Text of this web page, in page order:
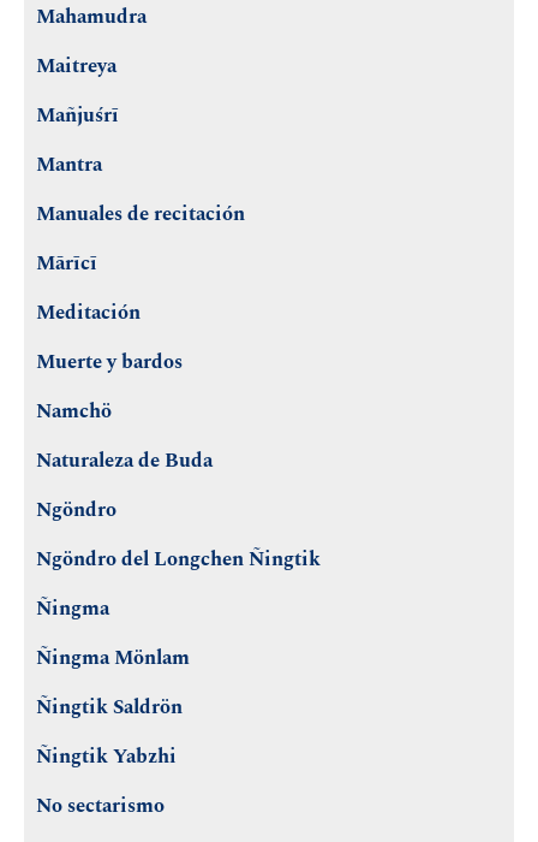
Mahamudra
Maitreya
Mañjuśrī
Mantra
Manuales de recitación
Mārīcī
Meditación
Muerte y bardos
Namchö
Naturaleza de Buda
Ngöndro
Ngöndro del Longchen Ñingtik
Ñingma
Ñingma Mönlam
Ñingtik Saldrön
Ñingtik Yabzhi
No sectarismo